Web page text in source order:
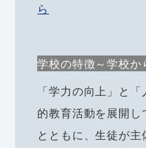
ら
学校の特徴～学校か
「学力の向上」と
的教育活動を展開
とともに、生徒が